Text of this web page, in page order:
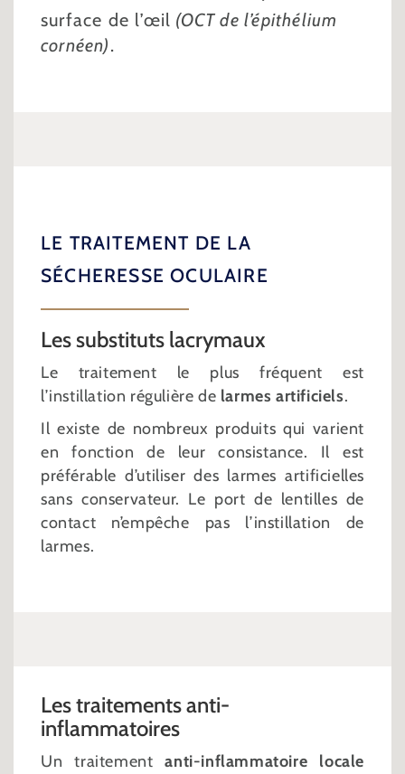
surface de l’œil (OCT de l’épithélium
cornéen).
LE TRAITEMENT DE LA
SÉCHERESSE OCULAIRE
Les substituts lacrymaux
Le traitement le plus fréquent est
l’instillation régulière de larmes artificiels.
Il existe de nombreux produits qui varient
en fonction de leur consistance. Il est
préférable d’utiliser des larmes artificielles
sans conservateur. Le port de lentilles de
contact n’empêche pas l’instillation de
larmes.
Les traitements anti-
inflammatoires
Un traitementanti-inflammatoire locale